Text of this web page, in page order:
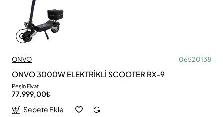
ONVO 06520138
ONVO 3000W ELEKTRİKLİ SCOOTER RX-9
Peşin Fiyat
77.999,00₺
Sepete Ekle